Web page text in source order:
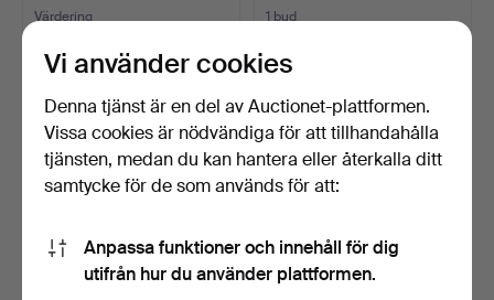
Värdering
1 bud
Vi använder cookies
Denna tjänst är en del av Auctionet-plattformen.
Vissa cookies är nödvändiga för att tillhandahålla
tjänsten, medan du kan hantera eller återkalla ditt
samtycke för de som används för att:
Anpassa funktioner och innehåll för dig
utifrån hur du använder plattformen.